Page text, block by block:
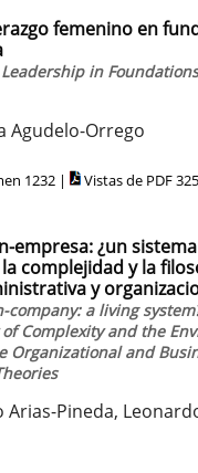
femenino en
in
Agudelo-Orrego
1232 | Vistas de PDF
empresa: ¿un
complejidad y la
y
company: a living
Complexity and the
Organizational and
Pineda,